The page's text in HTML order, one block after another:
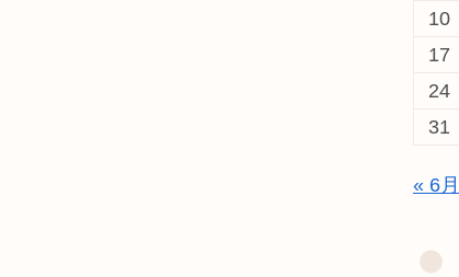
10
17
24
31
« 6月